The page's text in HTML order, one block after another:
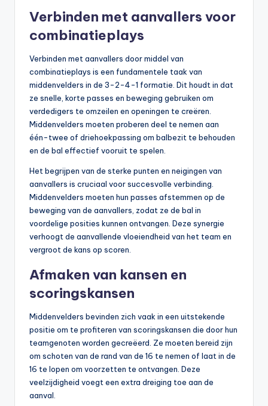
Verbinden met aanvallers voor
combinatieplays
Verbinden met aanvallers door middel van
combinatieplays is een fundamentele taak van
middenvelders in de 3-2-4-1 formatie. Dit houdt in dat
ze snelle, korte passes en beweging gebruiken om
verdedigers te omzeilen en openingen te creëren.
Middenvelders moeten proberen deel te nemen aan
één-twee of driehoekpassing om balbezit te behouden
en de bal effectief vooruit te spelen.
Het begrijpen van de sterke punten en neigingen van
aanvallers is cruciaal voor succesvolle verbinding.
Middenvelders moeten hun passes afstemmen op de
beweging van de aanvallers, zodat ze de bal in
voordelige posities kunnen ontvangen. Deze synergie
verhoogt de aanvallende vloeiendheid van het team en
vergroot de kans op scoren.
Afmaken van kansen en
scoringskansen
Middenvelders bevinden zich vaak in een uitstekende
positie om te profiteren van scoringskansen die door hun
teamgenoten worden gecreëerd. Ze moeten bereid zijn
om schoten van de rand van de 16 te nemen of laat in de
16 te lopen om voorzetten te ontvangen. Deze
veelzijdigheid voegt een extra dreiging toe aan de
aanval.